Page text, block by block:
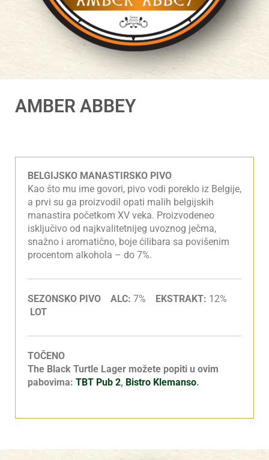
AMBER ABBEY
BELGIJSKO MANASTIRSKO PIVO
Kao što mu ime govori, pivo vodi poreklo iz Belgije,
a prvi su ga proizvodil opati malih belgijskih
manastira početkom XV veka. Proizvodeneo
isključivo od najkvalitetnijeg uvoznog ječma,
snažno i aromatično, boje ćilibara sa povišenim
procentom alkohola – do 7%.
SEZONSKO PIVO ALC: 7% EKSTRAKT: 12%
LOT
TOČENO
The Black Turtle Lager možete popiti u ovim
pabovima: TBT Pub 2, Bistro Klemanso.